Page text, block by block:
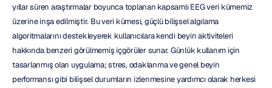
yıllar süren araştırmalar boyunca toplanan kapsamlı EEG veri kümemiz
üzerine inşa edilmiştir. Bu veri kümesi, güçlü bilişsel algılama
algoritmalarını destekleyerek kullanıcılara kendi beyin aktiviteleri
hakkında benzeri görülmemiş içgörüler sunar. Günlük kullanım için
tasarlanmış olan uygulama; stres, odaklanma ve genel beyin
performansı gibi bilişsel durumların izlenmesine yardımcı olarak herkesi